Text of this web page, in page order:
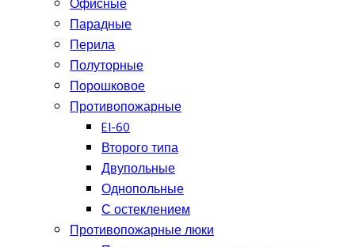
Парадные
Перила
Полуторные
Порошковое
Противопожарные
EI-60
Второго типа
Двупольные
Однопольные
С остеклением
Противопожарные люки